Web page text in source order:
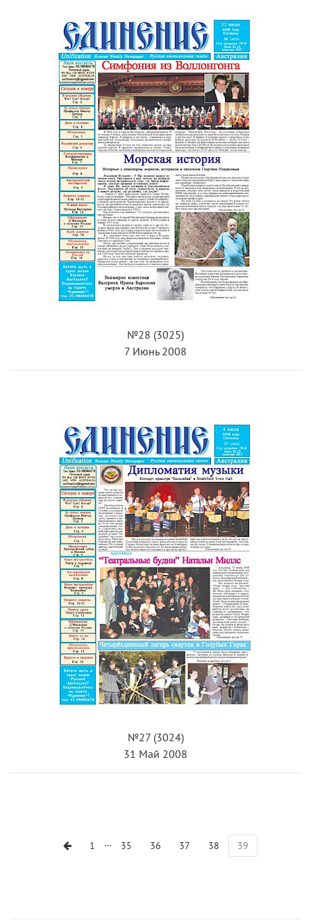
№28 (3025)
7 Июнь 2008
№27 (3024)
31 Май 2008
1 … 35 36 37 38 39